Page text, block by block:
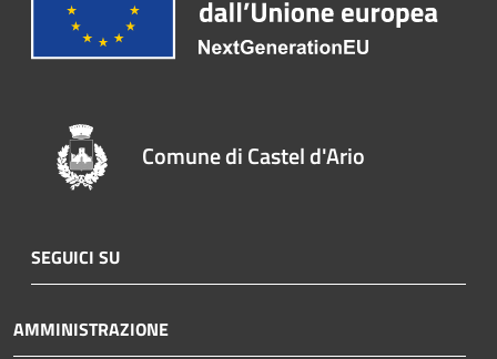
Comune di Castel d'Ario
SEGUICI SU
AMMINISTRAZIONE